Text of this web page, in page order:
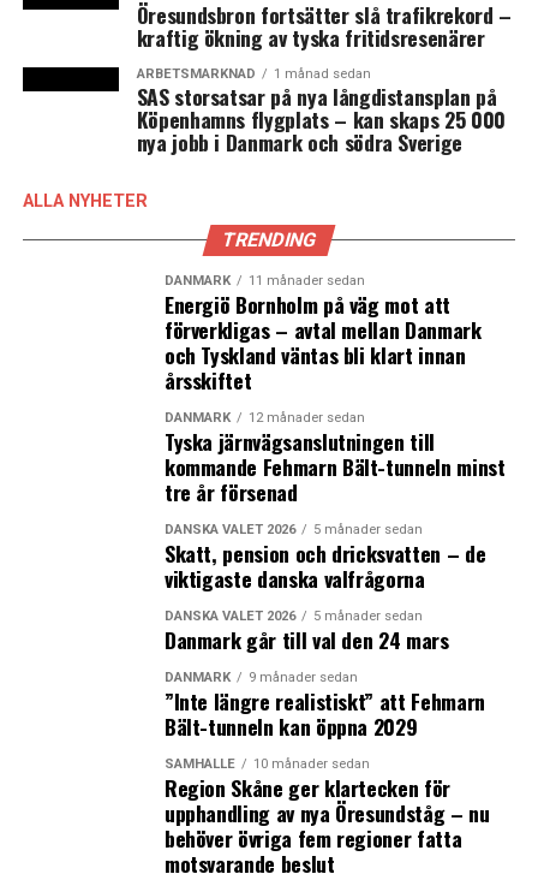
även fysiskt – arbetar tätare med kollegor med samma
uppgifter, sa skatteminister Karsten Lauritzen på
presskonferensen. (News Øresund)
Folkemødet skapar trafikrekord för flyg och färjor till
Bornholm
Snart kan danskarna kombinera masterstudier och jobb
Öresundsbron fortsätter slå trafikrekord –
kraftig ökning av tyska fritidsresenärer
ARBETSMARKNAD 1 månad sedan
SAS storsatsar på nya långdistansplan på
Köpenhamns flygplats – kan skaps 25 000
nya jobb i Danmark och södra Sverige
ALLA NYHETER
TRENDING
DANMARK 11 månader sedan
Energiö Bornholm på väg mot att
förverkligas – avtal mellan Danmark
och Tyskland väntas bli klart innan
årsskiftet
DANMARK 12 månader sedan
Tyska järnvägsanslutningen till
kommande Fehmarn Bält-tunneln minst
tre år försenad
DANSKA VALET 2026 5 månader sedan
Skatt, pension och dricksvatten – de
viktigaste danska valfrågorna
DANSKA VALET 2026 5 månader sedan
Danmark går till val den 24 mars
DANMARK 9 månader sedan
”Inte längre realistiskt” att Fehmarn
Bält-tunneln kan öppna 2029
SAMHÄLLE 10 månader sedan
Region Skåne ger klartecken för
upphandling av nya Öresundståg – nu
behöver övriga fem regioner fatta
motsvarande beslut